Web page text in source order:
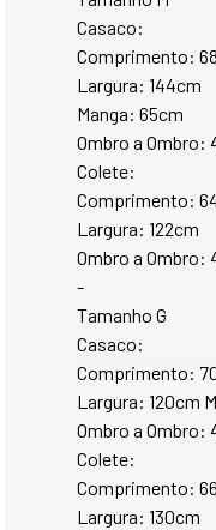
Casaco:
Comprimento:
Largura: 144cm
Manga: 65cm
Ombro a Ombro:
Colete:
Comprimento:
Largura: 122cm
Ombro a Ombro:
-
Tamanho G
Casaco:
Comprimento:
Largura: 120cm
Ombro a Ombro:
Colete:
Comprimento:
Largura: 130cm